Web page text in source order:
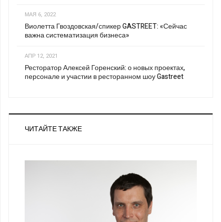
МАЯ 6, 2022
Виолетта Гвоздовская/спикер GASTREET: «Сейчас
важна систематизация бизнеса»
АПР 12, 2021
Ресторатор Алексей Горенский: о новых проектах,
персонале и участии в ресторанном шоу Gastreet
ЧИТАЙТЕ ТАКЖЕ